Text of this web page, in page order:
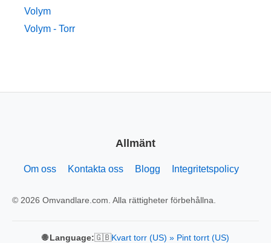
Volym
Volym - Torr
Allmänt
Om oss Kontakta oss Blogg Integritetspolicy
© 2026 Omvandlare.com. Alla rättigheter förbehållna.
🌐 Language:🇬🇧Kvart torr (US) » Pint torrt (US)